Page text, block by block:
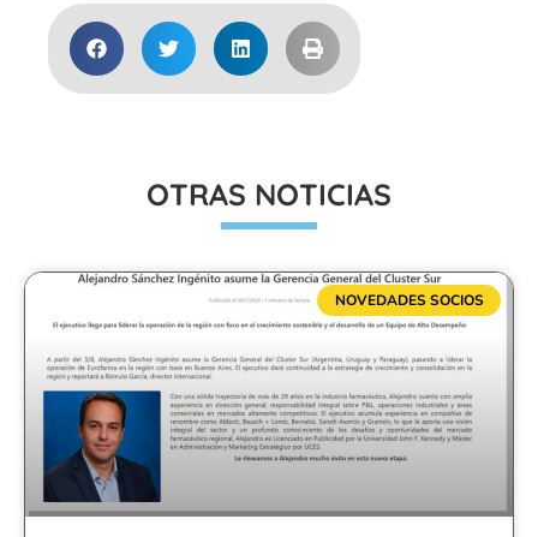
OTRAS NOTICIAS
NOVEDADES SOCIOS